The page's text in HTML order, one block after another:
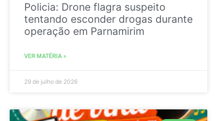
Policia: Drone flagra suspeito
tentando esconder drogas durante
operação em Parnamirim
VER MATÉRIA »
29 de julho de 2026